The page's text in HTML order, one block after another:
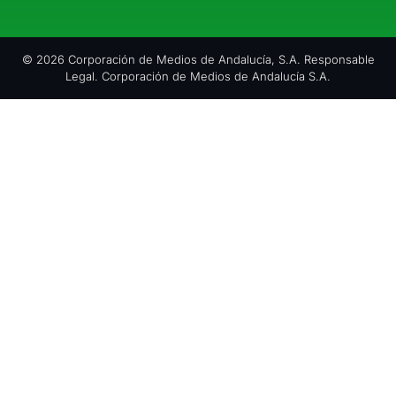
© 2026 Corporación de Medios de Andalucía, S.A. Responsable
Legal. Corporación de Medios de Andalucía S.A.